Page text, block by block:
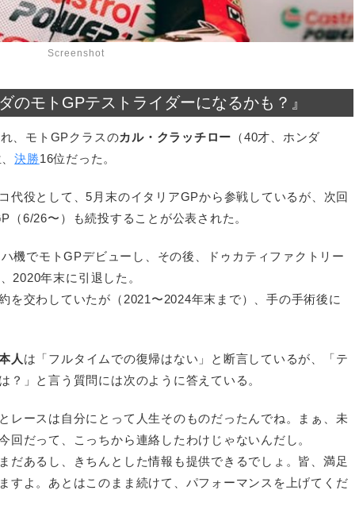
Screenshot
のモトGPテストライダーになるかも？』
、モトGPクラスのカル・クラッチロー （40才、ホンダ
決勝16位だった。
代役として、5月末のイタリアGPから参戦しているが、次回
6/26〜）も続投することが公表された。
機でモトGPデビューし、その後、ドゥカティファクトリー
2020年末に引退した。
を交わしていたが（2021〜2024年末まで）、手の手術後に
人 は「フルタイムでの復帰はない」と断言しているが、「テ
？」と言う質問には次のように答えている。
レースは自分にとって人生そのものだったんでね。まぁ、未
だって、こっちから連絡したわけじゃないんだし。
だあるし、きちんとした情報も提供できるでしょ。皆、満足
すよ。あとはこのまま続けて、パフォーマンスを上げてくだ